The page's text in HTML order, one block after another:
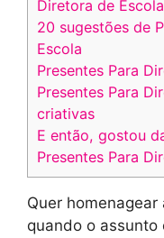
Diretora de
20 sugestões de
Escola
Presentes Para
Presentes Para
criativas
E então, gostou
Presentes Para
Quer
quando o assunto